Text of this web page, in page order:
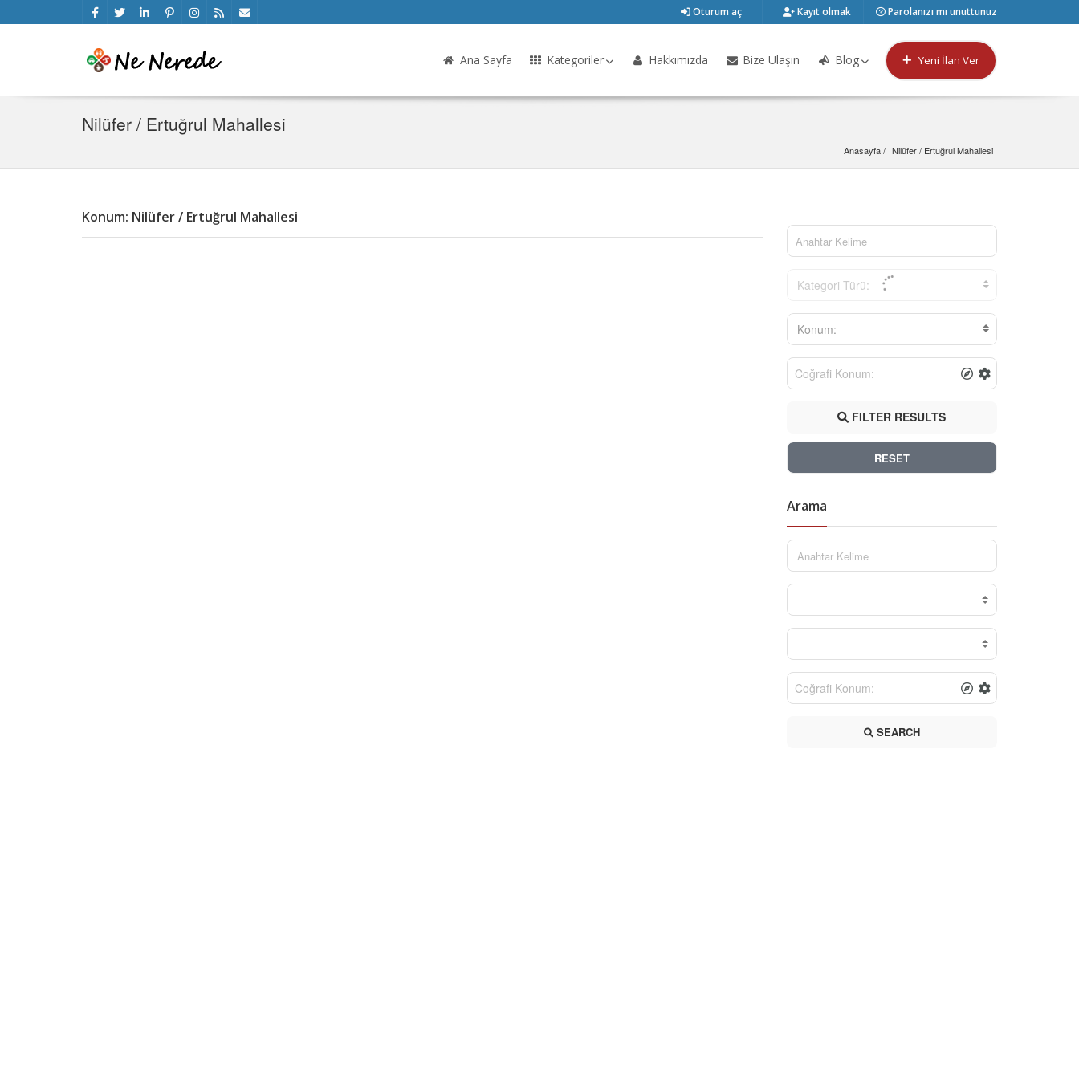
Oturum aç Kayıt olmak Parolanızı mı unuttunuz
Ana Sayfa Kategoriler Hakkımızda Bize Ulaşın Blog Yeni İlan Ver
Nilüfer / Ertuğrul Mahallesi
Anasayfa Nilüfer / Ertuğrul Mahallesi
Konum: Nilüfer / Ertuğrul Mahallesi
Kategori Türü:
Konum:
FILTER RESULTS
RESET
Arama
SEARCH